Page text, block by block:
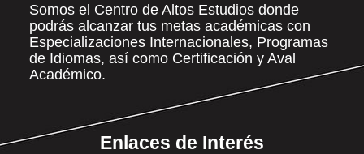
Somos el Centro de Altos Estudios donde
podrás alcanzar tus metas académicas con
Especializaciones Internacionales, Programas
de Idiomas, así como Certificación y Aval
Académico.
Enlaces de Interés